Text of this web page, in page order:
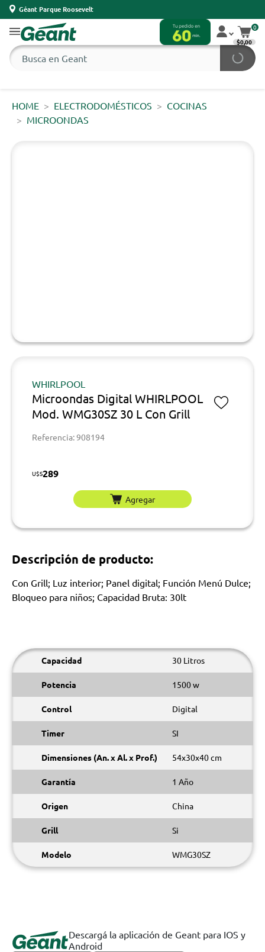
Géant Parque Roosevelt
0
$0,00
HOME ELECTRODOMÉSTICOS
COCINAS
MICROONDAS
WHIRLPOOL
Microondas Digital WHIRLPOOL
Mod. WMG30SZ 30 L Con Grill
Referencia: 908194
U$S289
Agregar
Descripción de producto:
Con Grill; Luz interior; Panel digital; Función Menú Dulce;
Bloqueo para niños; Capacidad Bruta: 30lt
Capacidad 30 Litros
Potencia 1500 w
Control Digital
Timer SI
Dimensiones (An. x Al. x Prof.) 54x30x40 cm
Garantía 1 Año
Origen China
Grill Si
Modelo WMG30SZ
Descargá la aplicación de Geant para IOS y
Android